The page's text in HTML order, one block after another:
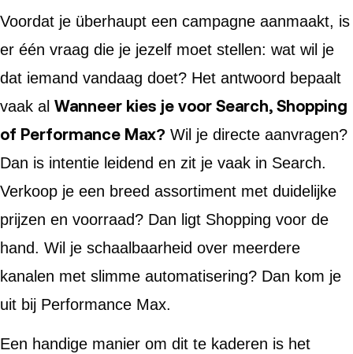
Voordat je überhaupt een campagne aanmaakt, is
er één vraag die je jezelf moet stellen: wat wil je
dat iemand vandaag doet? Het antwoord bepaalt
vaak al Wanneer kies je voor Search, Shopping
of Performance Max? Wil je directe aanvragen?
Dan is intentie leidend en zit je vaak in Search.
Verkoop je een breed assortiment met duidelijke
prijzen en voorraad? Dan ligt Shopping voor de
hand. Wil je schaalbaarheid over meerdere
kanalen met slimme automatisering? Dan kom je
uit bij Performance Max.
Een handige manier om dit te kaderen is het